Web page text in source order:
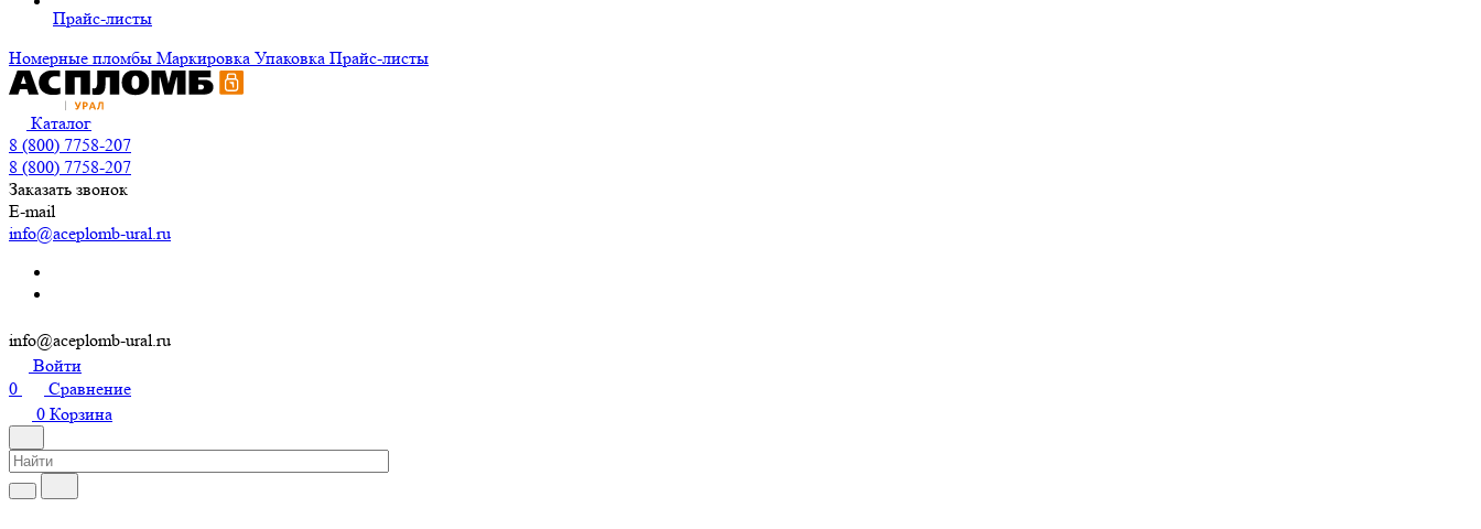
Прайс-листы
Номерные пломбы Маркировка Упаковка Прайс-листы
Каталог
8 (800) 7758-207
8 (800) 7758-207
Заказать звонок
E-mail
info@aceplomb-ural.ru
info@aceplomb-ural.ru
Войти
0
Сравнение
0 Корзина